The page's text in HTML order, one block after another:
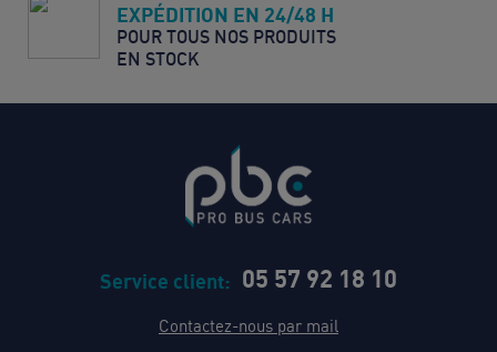
EXPÉDITION EN 24/48 H
POUR TOUS NOS PRODUITS
EN STOCK
Service client: 05 57 92 18 10
Contactez-nous par mail